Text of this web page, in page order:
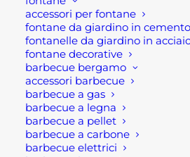
accessori per fontane
fontane da giardino in cemento
fontanelle da giardino in
fontane decorative
barbecue bergamo
accessori barbecue
barbecue a gas
barbecue a legna
barbecue a pellet
barbecue a carbone
barbecue elettrici
una struttura robusta ed
resista a vento e
importante è la
indispensabile per poter
in uno spazio ridotto come
terrazzo.
I materiali